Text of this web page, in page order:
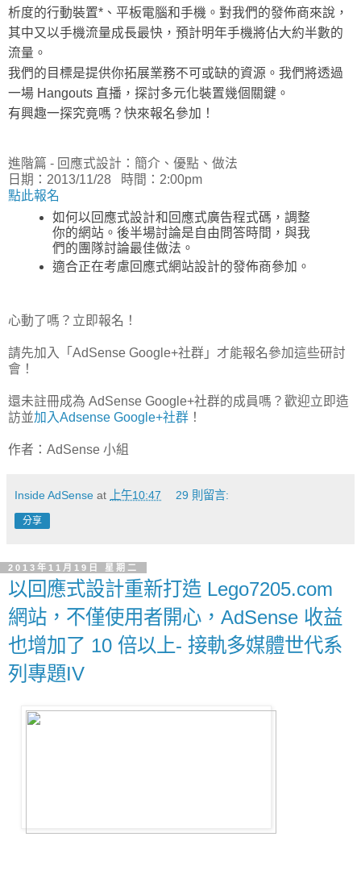
析度的行動裝置*、平板電腦和手機。 對我們的發佈商來說，
其中又以手機流量成長最快， 預計明年手機將佔大約半數的
流量。
我們的目標是提供你拓展業務不可或缺的資源。我們將透過
一場 Hangouts 直播，探討多元化裝置幾個關鍵。
有興趣一探究竟嗎？快來報名參加！
進階篇 - 回應式設計：簡介、優點、做法
日期：2013/11/28 時間：2:00pm
點此報名
如何以回應式設計和回應式廣告程式碼，調整
你的網站。 後半場討論是自由問答時間，與我
們的團隊討論最佳做法。
適合正在考慮回應式網站設計的發佈商參加。
心動了嗎？立即報名！
請先加入「AdSense Google+社群」才能報名參加這些研討
會！
還未註冊成為 AdSense Google+社群的成員嗎？歡迎立即造
訪並加入Adsense Google+社群 ！
作者：AdSense 小組
Inside AdSense at 上午10:47 29 則留言:
分享
2013年11月19日 星期二
以回應式設計重新打造 Lego7205.com
網站，不僅使用者開心，AdSense 收益
也增加了 10 倍以上- 接軌多媒體世代系
列專題IV